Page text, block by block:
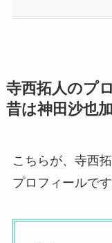
寺西拓人のプ
昔は神田沙也
こちらが、寺西
プロフィールです